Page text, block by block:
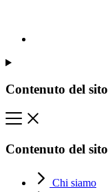
Contenuto del sito
Contenuto del sito
Chi siamo